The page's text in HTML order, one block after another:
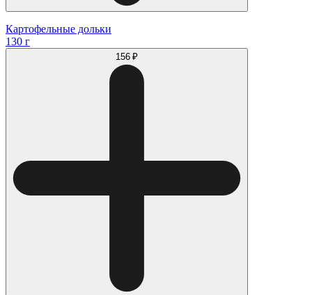
Картофельные дольки
130 г
156 ₽